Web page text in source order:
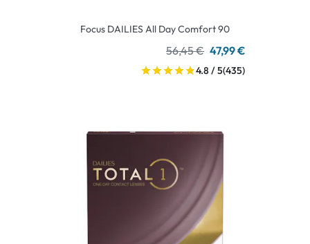
Focus DAILIES All Day Comfort 90
56,45 € 47,99 €
4.8 / 5(435)